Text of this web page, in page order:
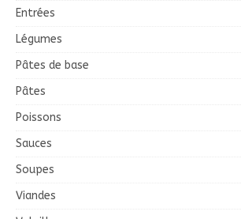
Entrées
Légumes
Pâtes de base
Pâtes
Poissons
Sauces
Soupes
Viandes